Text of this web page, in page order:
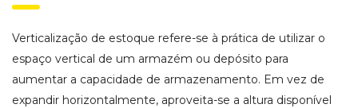
Verticalização de estoque refere-se à prática de utilizar o
espaço vertical de um armazém ou depósito para
aumentar a capacidade de armazenamento. Em vez de
expandir horizontalmente, aproveita-se a altura disponível